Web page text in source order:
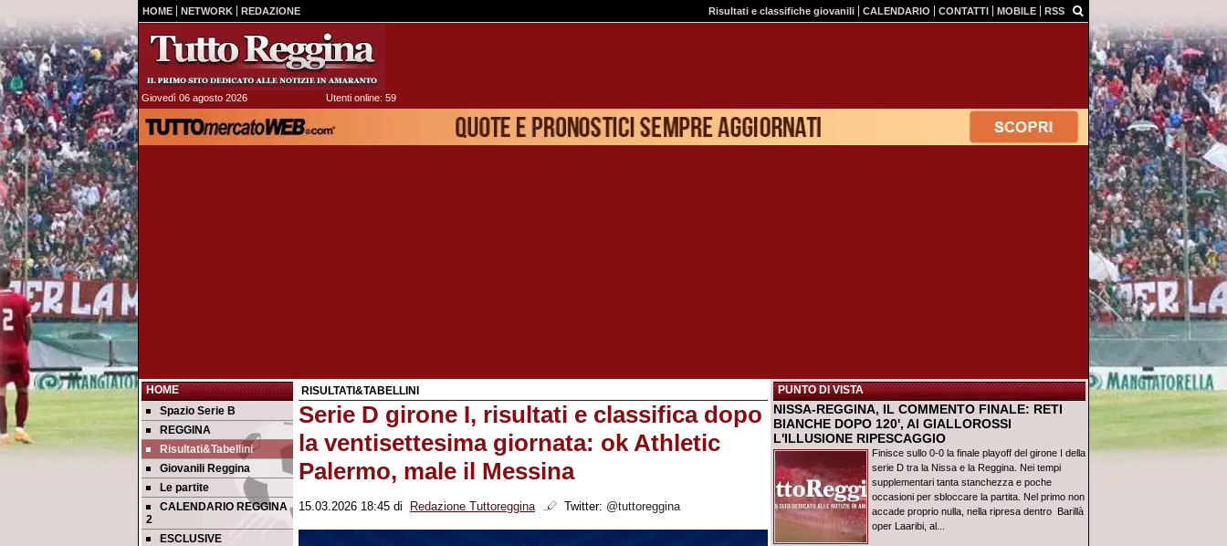
HOME NETWORK REDAZIONE Risultati e classifiche giovanili CALENDARIO CONTATTI MOBILE RSS
Giovedì 06 agosto 2026 Utenti online: 59
HOME
Spazio Serie B
REGGINA
Risultati&Tabellini
Giovanili Reggina
Le partite
CALENDARIO REGGINA
2
ESCLUSIVE
RISULTATI&TABELLINI
Serie D girone I, risultati e classifica dopo
la ventisettesima giornata: ok Athletic
Palermo, male il Messina
15.03.2026 18:45 di Redazione Tuttoreggina Twitter: @tuttoreggina
PUNTO DI VISTA
NISSA-REGGINA, IL COMMENTO FINALE: RETI
BIANCHE DOPO 120', AI GIALLOROSSI
L'ILLUSIONE RIPESCAGGIO
Finisce sullo 0-0 la finale playoff del girone I della
serie D tra la Nissa e la Reggina. Nei tempi
supplementari tanta stanchezza e poche
occasioni per sbloccare la partita. Nel primo non
accade proprio nulla, nella ripresa dentro Barillà
oper Laaribi, al...